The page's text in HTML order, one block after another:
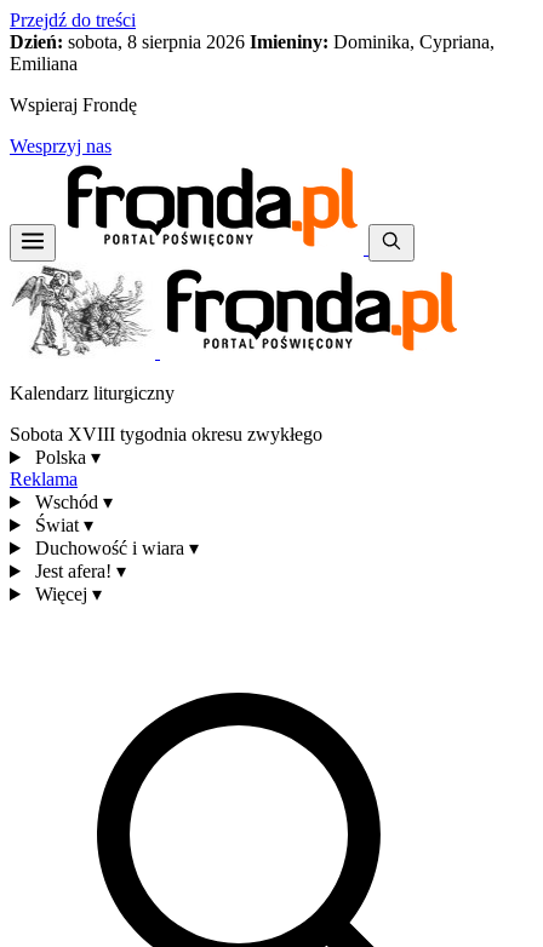
Przejdź do treści
Dzień: sobota, 8 sierpnia 2026 Imieniny: Dominika, Cypriana,
Emiliana
Wspieraj Frondę
Wesprzyj nas
Kalendarz liturgiczny
Sobota XVIII tygodnia okresu zwykłego
Polska ▾
Reklama
Wschód ▾
Świat ▾
Duchowość i wiara ▾
Jest afera! ▾
Więcej ▾